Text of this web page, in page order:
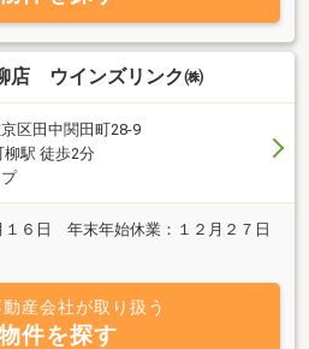
店 ウインズリンク㈱
区田中関田町28-9
駅 徒歩2分
１６日 年末年始休業：１２月２７日
産会社が取り扱う
件を探す